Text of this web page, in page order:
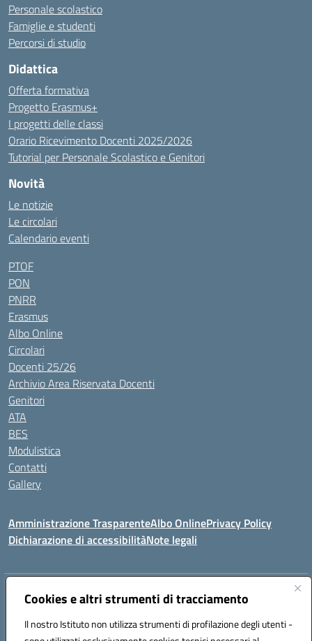
Cookies e altri strumenti di tracciamento
Il nostro Istituto non utilizza strumenti di profilazione degli utenti -
Personale scolastico
Famiglie e studenti
Percorsi di studio
Didattica
Offerta formativa
Progetto Erasmus+
I progetti delle classi
Orario Ricevimento Docenti 2025/2026
Tutorial per Personale Scolastico e Genitori
Novità
Le notizie
Le circolari
Calendario eventi
PTOF
PON
PNRR
Erasmus
Albo Online
Circolari
Docenti 25/26
Archivio Area Riservata Docenti
Genitori
ATA
BES
Modulistica
Contatti
Gallery
Amministrazione TrasparenteAlbo OnlinePrivacy Policy
Dichiarazione di accessibilitàNote legali
Indirizzo:Via Coniugi Crigna – Cap. 89861 – Tropea (VV)
Posta elettronica certificata (PEC):vvic82200d@pec.istruzione.it